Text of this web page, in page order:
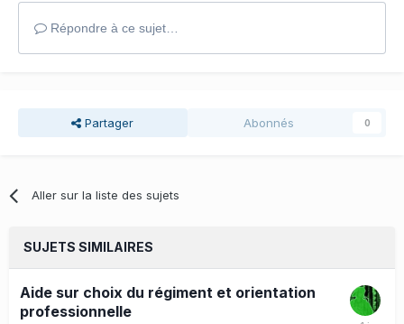
Répondre à ce sujet…
Partager Abonnés 0
Aller sur la liste des sujets
SUJETS SIMILAIRES
Aide sur choix du régiment et orientation
professionnelle